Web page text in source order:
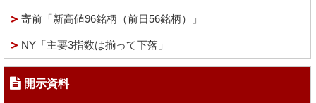
寄前「新高値96銘柄（前日56銘柄）」
NY「主要3指数は揃って下落」
開示資料